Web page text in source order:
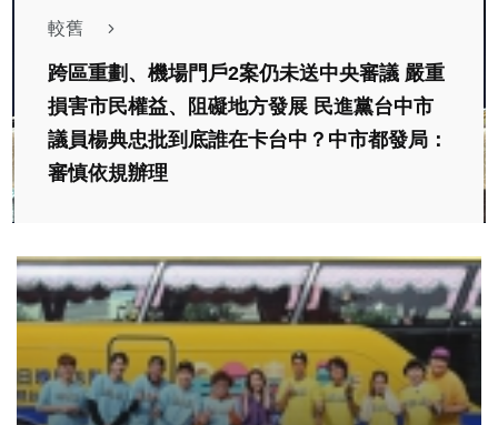
較舊
跨區重劃、機場門戶2案仍未送中央審議 嚴重
損害市民權益、阻礙地方發展 民進黨台中市
議員楊典忠批到底誰在卡台中？中市都發局：
審慎依規辦理